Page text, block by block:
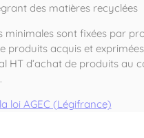
des matières recyclées
minimales sont fixées par
produits acquis et
HT d’achat de produits au
loi AGEC (Légifrance)